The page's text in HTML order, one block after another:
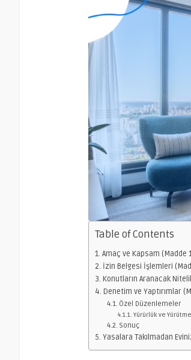
Table of Contents
Amaç ve Kapsam (Madde
İzin Belgesi İşlemleri
Konutların Aranacak
Denetim ve Yaptırımlar
Özel Düzenlemeler
Yürürlük ve
Sonuç
Yasalara Takılmadan